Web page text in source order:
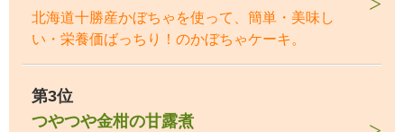
北海道十勝産かぼちゃを使って、簡単・美味し
い・栄養価ばっちり！のかぼちゃケーキ。
第3位
つやつや金柑の甘露煮